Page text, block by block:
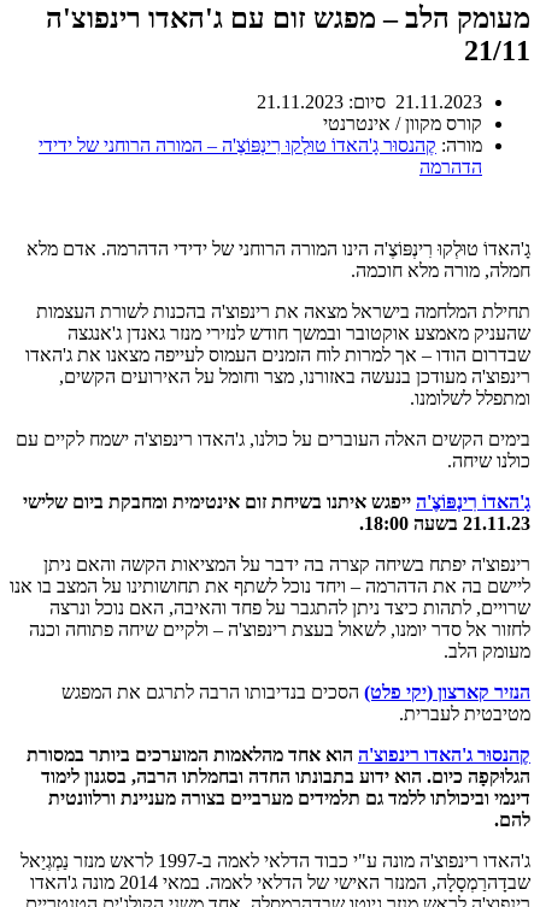
מעומק הלב – מפגש זום עם ג'האדו רינפוצ'ה
21/11
21.11.2023 סיום: 21.11.2023
קורס מקוון / אינטרנטי
מורה: קֶהנסוּר גָ'האדוֹ טוּלְקוּ רִינְפּוֹצֶ'ה – המורה הרוחני של ידידי
הדהרמה
גָ'האדוֹ טוּלְקוּ רִינְפּוֹצֶ'ה הינו המורה הרוחני של ידידי הדהרמה. אדם מלא
חמלה, מורה מלא חוכמה.
תחילת המלחמה בישראל מצאה את רינפוצ'ה בהכנות לשורת העצמות
שהעניק מאמצע אוקטובר ובמשך חודש לנזירי מנזר גאנדן ג'אנגצה
שבדרום הודו – אך למרות לוח הזמנים העמוס לעייפה מצאנו את ג'האדו
רינפוצ'ה מעודכן בנעשה באזורנו, מצר וחומל על האירועים הקשים,
ומתפלל לשלומנו.
בימים הקשים האלה העוברים על כולנו, ג'האדו רינפוצ'ה ישמח לקיים עם
כולנו שיחה.
גָ'האדוֹ רִינְפּוֹצֶ'ה ייפגש איתנו בשיחת זום אינטימית ומחבקת ביום שלישי
21.11.23 בשעה 18:00
.
רינפוצ'ה יפתח בשיחה קצרה בה ידבר על המציאות הקשה והאם ניתן
ליישם בה את הדהרמה – ויחד נוכל לשתף את תחושותינו על המצב בו אנו
שרויים, לתהות כיצד ניתן להתגבר על פחד והאיבה, האם נוכל ונרצה
לחזור אל סדר יומנו, לשאול בעצת רינפוצ'ה – ולקיים שיחה פתוחה וכנה
מעומק הלב.
הנזיר קארצון (יקי פלט) הסכים בנדיבותו הרבה לתרגם את המפגש
מטיבטית לעברית.
קֶהנסוּר ג'האדו רינפוצ'ה הוא אחד מהלאמות המוערכים ביותר במסורת
הגלוּקפָה כיום. הוא ידוע בתבונתו החדה ובחמלתו הרבה, בסגנון לימוד
דינמי וביכולתו ללמד גם תלמידים מערביים בצורה מעניינת ורלוונטית
להם.
ג'האדו רינפוצ'ה מונה ע"י כבוד הדלאי לאמה ב-1997 לראש מנזר נַמְגְיַאל
שבדָהרַמְסָלָה, המנזר האישי של הדלאי לאמה. במאי 2014 מונה ג'האדו